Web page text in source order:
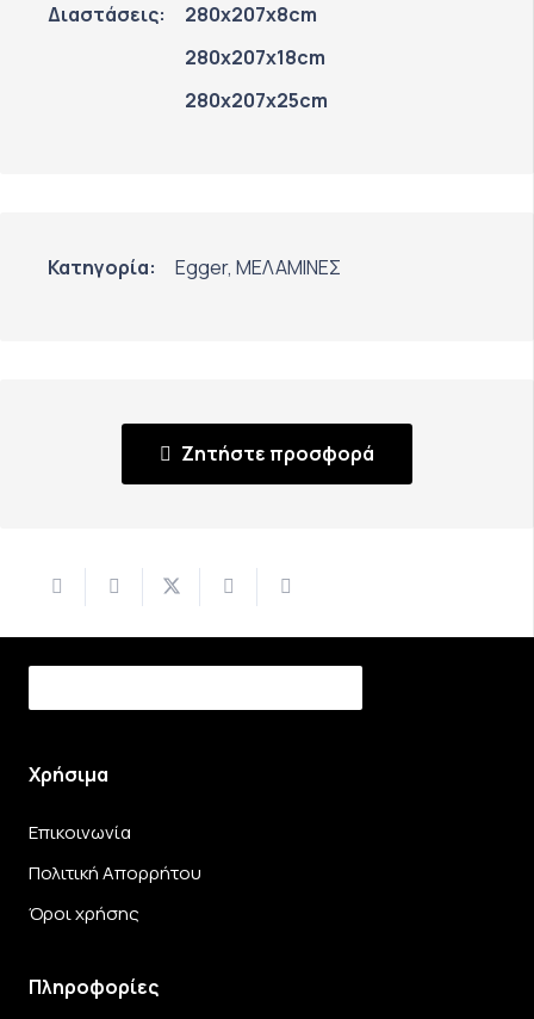
Διαστάσεις:
280x207x8cm
280x207x18cm
280x207x25cm
Κατηγορία: Egger, ΜΕΛΑΜΙΝΕΣ
Ζητήστε προσφορά
Χρήσιμα
Επικοινωνία
Πολιτική Απορρήτου
Όροι χρήσης
Πληροφορίες